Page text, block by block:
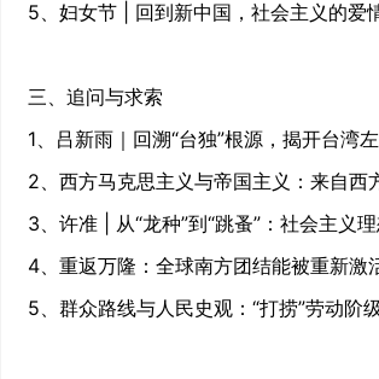
5、妇女节 | 回到新中国，社会主义的爱
三、追问与求索
1、吕新雨｜回溯“台独”根源，揭开台湾
2、西方马克思主义与帝国主义：来自西
3、许准 | 从“龙种”到“跳蚤”：社会主义
4、重返万隆：全球南方团结能被重新激
5、群众路线与人民史观：“打捞”劳动阶